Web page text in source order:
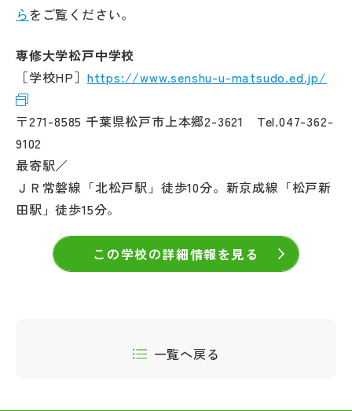
ら をご覧ください。
専修大学松戸中学校
［学校HP］ https://www.senshu-u-matsudo.ed.jp/
〒271-8585 千葉県松戸市上本郷2-3621 Tel.047-362-
9102
最寄駅／
ＪＲ常磐線「北松戸駅」徒歩10分。新京成線「松戸新
田駅」徒歩15分。
この学校の詳細情報を見る
一覧へ戻る